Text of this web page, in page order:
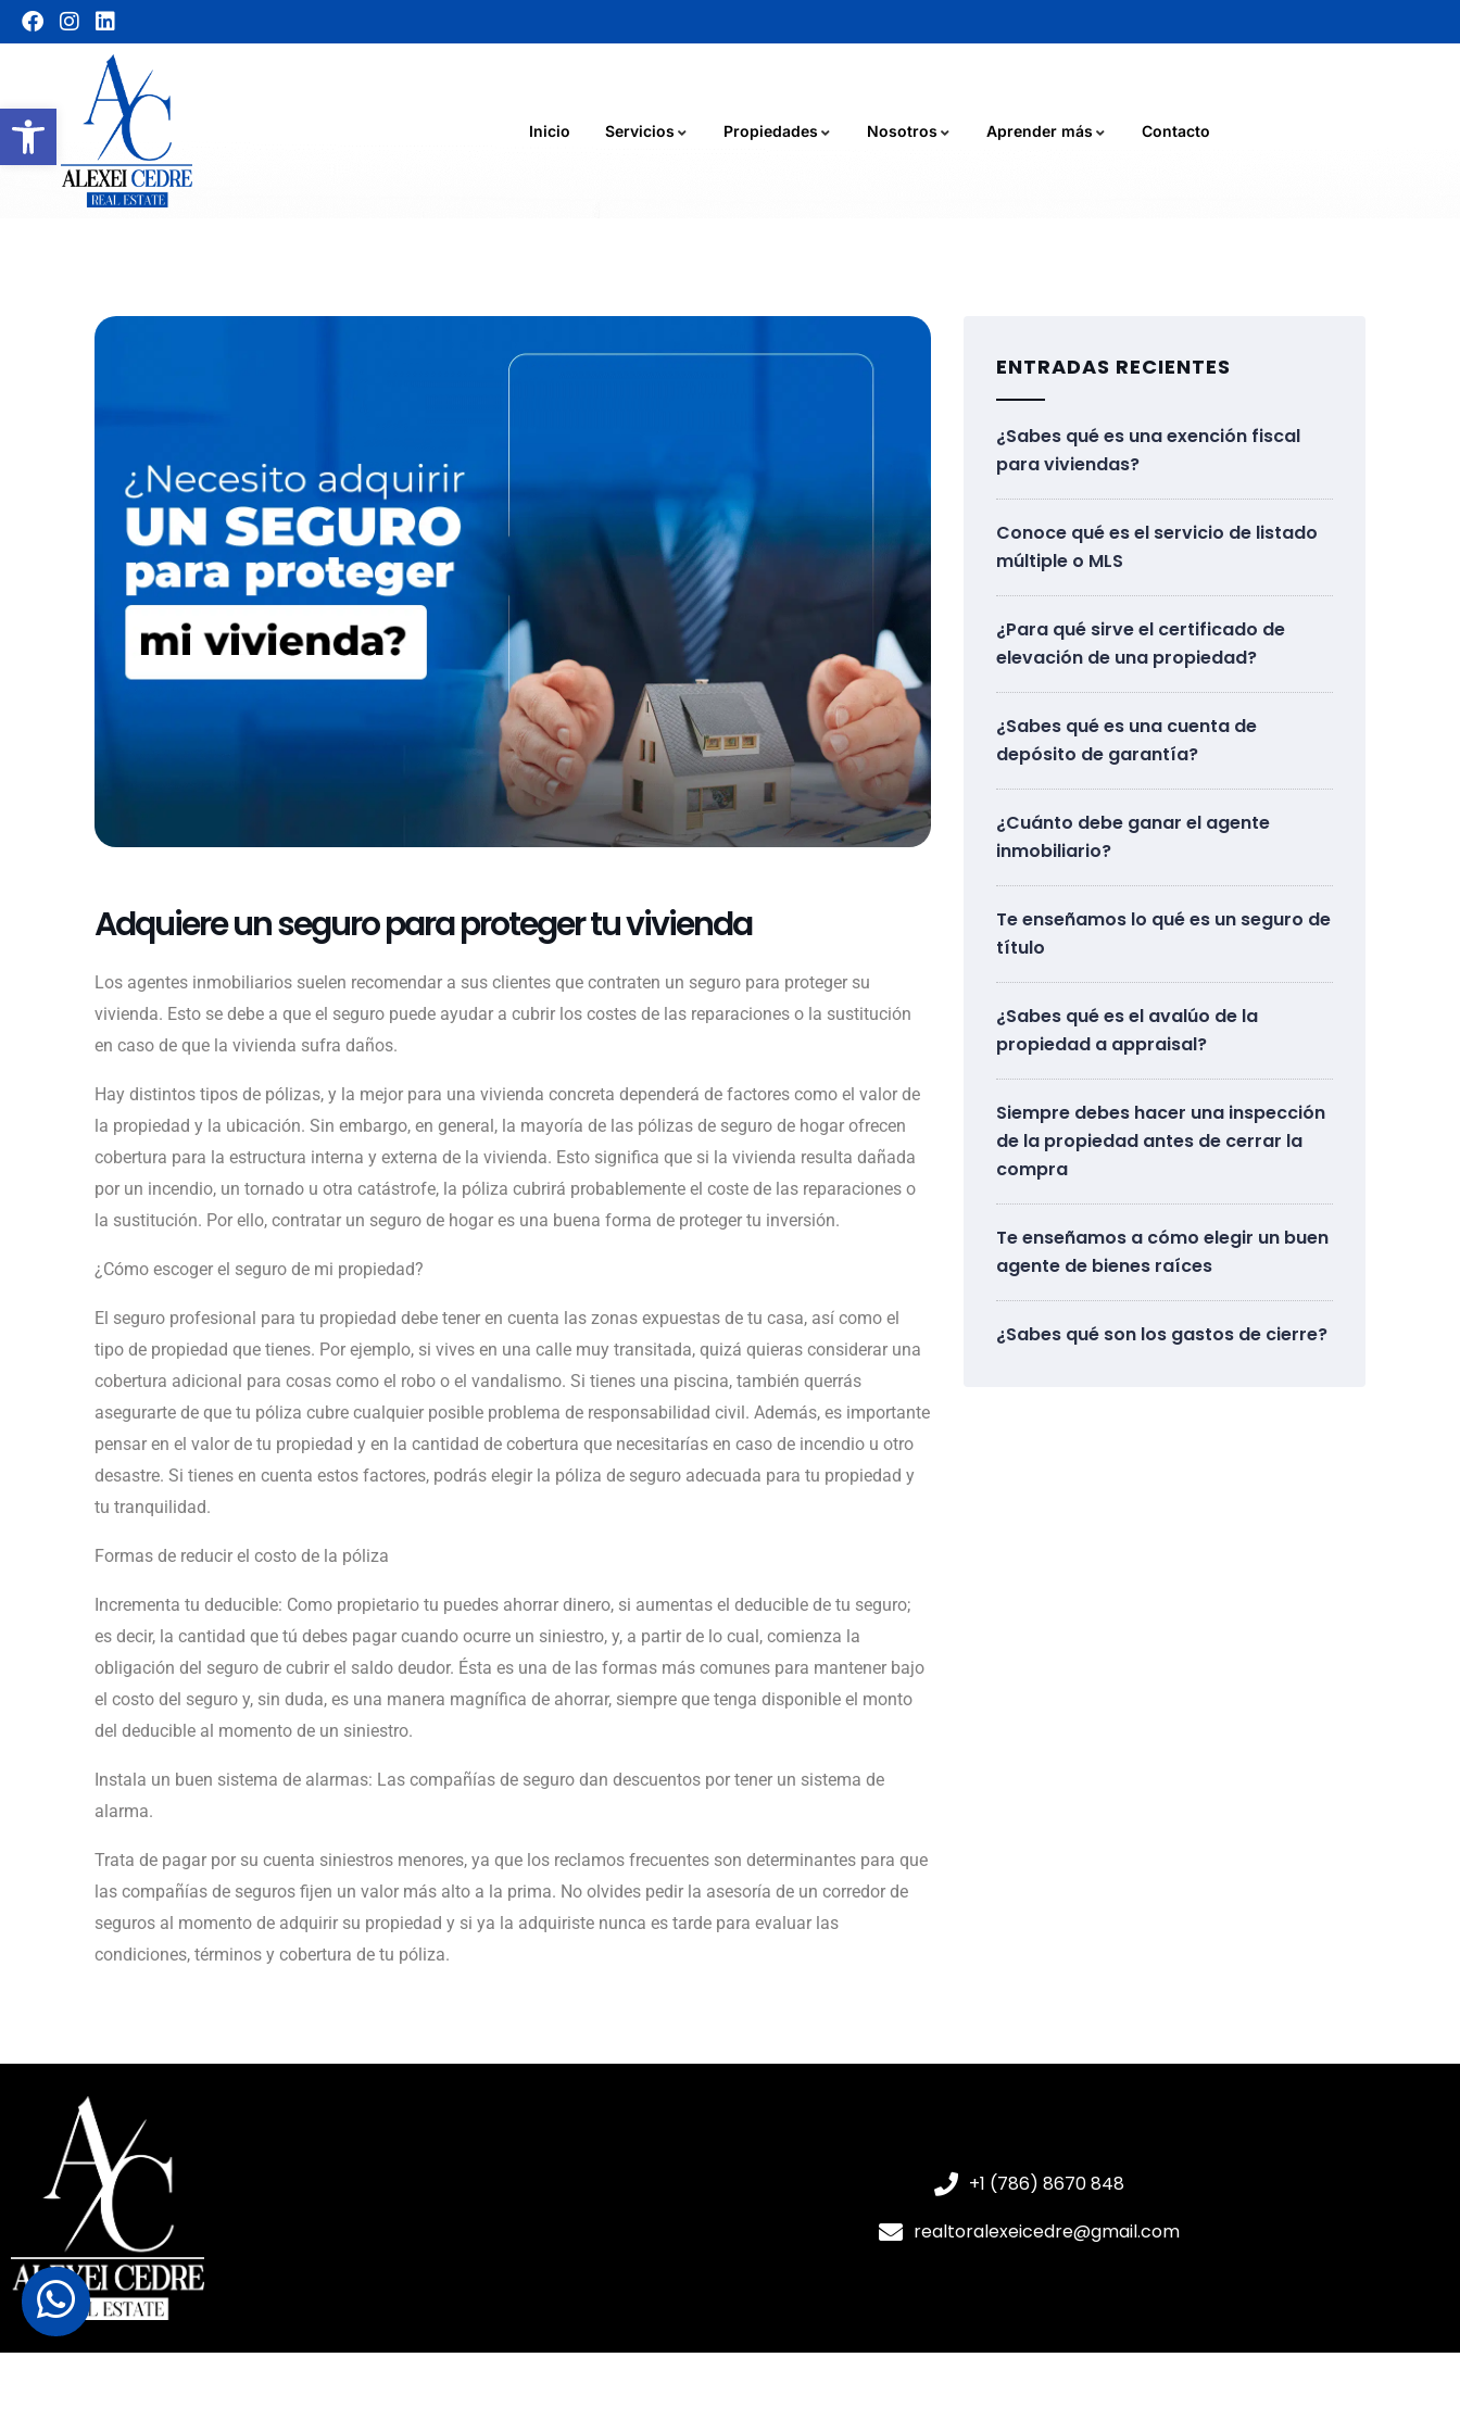
Abrir barra de herramientas Inicio Servicios Propiedades Nosotros Aprender más Contacto
Adquiere un seguro para proteger tu vivienda
Los agentes inmobiliarios suelen recomendar a sus clientes que contraten un seguro para proteger su
vivienda. Esto se debe a que el seguro puede ayudar a cubrir los costes de las reparaciones o la sustitución
en caso de que la vivienda sufra daños.
Hay distintos tipos de pólizas, y la mejor para una vivienda concreta dependerá de factores como el valor de
la propiedad y la ubicación. Sin embargo, en general, la mayoría de las pólizas de seguro de hogar ofrecen
cobertura para la estructura interna y externa de la vivienda. Esto significa que si la vivienda resulta dañada
por un incendio, un tornado u otra catástrofe, la póliza cubrirá probablemente el coste de las reparaciones o
la sustitución. Por ello, contratar un seguro de hogar es una buena forma de proteger tu inversión.
¿Cómo escoger el seguro de mi propiedad?
El seguro profesional para tu propiedad debe tener en cuenta las zonas expuestas de tu casa, así como el
tipo de propiedad que tienes. Por ejemplo, si vives en una calle muy transitada, quizá quieras considerar una
cobertura adicional para cosas como el robo o el vandalismo. Si tienes una piscina, también querrás
asegurarte de que tu póliza cubre cualquier posible problema de responsabilidad civil. Además, es importante
pensar en el valor de tu propiedad y en la cantidad de cobertura que necesitarías en caso de incendio u otro
desastre. Si tienes en cuenta estos factores, podrás elegir la póliza de seguro adecuada para tu propiedad y
tu tranquilidad.
Formas de reducir el costo de la póliza
Incrementa tu deducible: Como propietario tu puedes ahorrar dinero, si aumentas el deducible de tu seguro;
es decir, la cantidad que tú debes pagar cuando ocurre un siniestro, y, a partir de lo cual, comienza la
obligación del seguro de cubrir el saldo deudor. Ésta es una de las formas más comunes para mantener bajo
el costo del seguro y, sin duda, es una manera magnífica de ahorrar, siempre que tenga disponible el monto
del deducible al momento de un siniestro.
Instala un buen sistema de alarmas: Las compañías de seguro dan descuentos por tener un sistema de
alarma.
Trata de pagar por su cuenta siniestros menores, ya que los reclamos frecuentes son determinantes para que
las compañías de seguros fijen un valor más alto a la prima. No olvides pedir la asesoría de un corredor de
seguros al momento de adquirir su propiedad y si ya la adquiriste nunca es tarde para evaluar las
condiciones, términos y cobertura de tu póliza.
ENTRADAS RECIENTES
¿Sabes qué es una exención fiscal
para viviendas?
Conoce qué es el servicio de listado
múltiple o MLS
¿Para qué sirve el certificado de
elevación de una propiedad?
¿Sabes qué es una cuenta de
depósito de garantía?
¿Cuánto debe ganar el agente
inmobiliario?
Te enseñamos lo qué es un seguro de
título
¿Sabes qué es el avalúo de la
propiedad a appraisal?
Siempre debes hacer una inspección
de la propiedad antes de cerrar la
compra
Te enseñamos a cómo elegir un buen
agente de bienes raíces
¿Sabes qué son los gastos de cierre?
+1 (786) 8670 848
realtoralexeicedre@gmail.com